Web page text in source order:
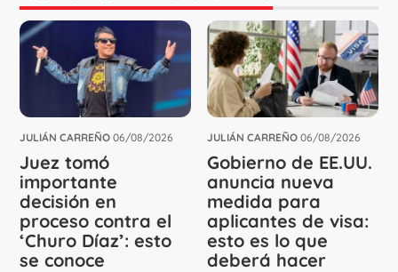
JULIÁN CARREÑO 06/08/2026
Juez tomó
importante
decisión en
proceso contra el
‘Churo Díaz’: esto
se conoce
JULIÁN CARREÑO 06/08/2026
Gobierno de EE.UU.
anuncia nueva
medida para
aplicantes de visa:
esto es lo que
deberá hacer